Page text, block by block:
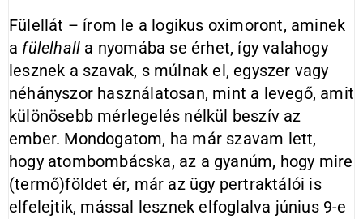
Fülellát – írom le a logikus oximoront, aminek
a fülelhall a nyomába se érhet, így valahogy
lesznek a szavak, s múlnak el, egyszer vagy
néhányszor használatosan, mint a levegő, amit
különösebb mérlegelés nélkül beszív az
ember. Mondogatom, ha már szavam lett,
hogy atombombácska, az a gyanúm, hogy mire
(termő)földet ér, már az ügy pertraktálói is
elfelejtik, mással lesznek elfoglalva június 9-e